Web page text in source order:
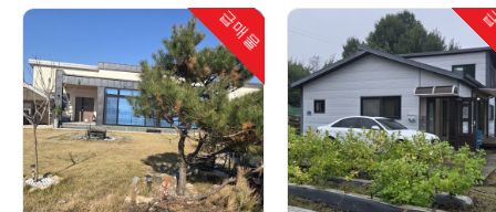
급매물
인기